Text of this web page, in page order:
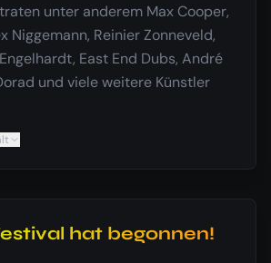
unter anderem Max Cooper,
Niggemann, Reinier Zonneveld,
East End Dubs, André
und viele weitere Künstler
hat begonnen!